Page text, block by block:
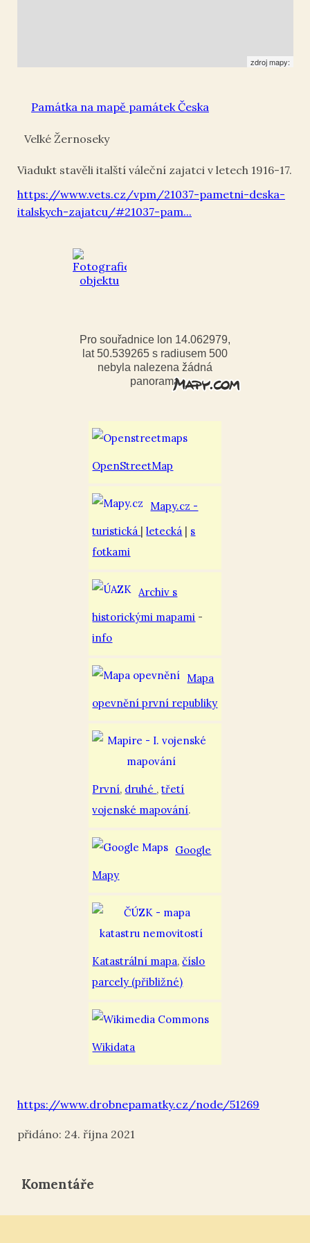
zdroj mapy:
Památka na mapě památek Česka
Velké Žernoseky
Viadukt stavěli italští váleční zajatci v letech 1916-17.
https://www.vets.cz/vpm/21037-pametni-deska-
italskych-zajatcu/#21037-pam...
Pro souřadnice lon 14.062979,
lat 50.539265 s radiusem 500
nebyla nalezena žádná
panorama
OpenStreetMap
Mapy.cz -
turistická
|letecká
s
fotkami
Archiv s
historickými mapami -
info
Mapa
opevnění první republiky
První, druhé ,třetí
vojenské mapování.
Google
Mapy
Katastrální mapa,číslo
parcely (přibližné)
Wikidata
https://www.drobnepamatky.cz/node/51269
24. října 2021
Komentáře